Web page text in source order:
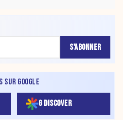
S'ABONNER
GOOGLE
G DISCOVER